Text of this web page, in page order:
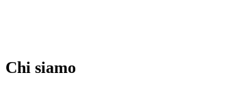
Chi siamo